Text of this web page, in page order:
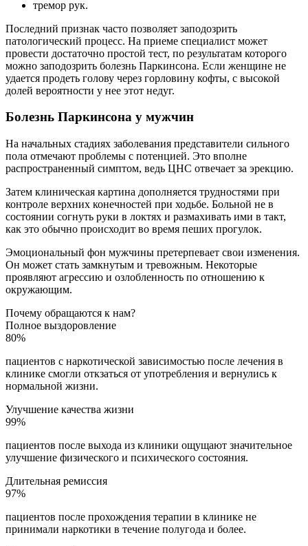
тремор рук.
Последний признак часто позволяет заподозрить
патологический процесс. На приеме специалист может
провести достаточно простой тест, по результатам которого
можно заподозрить болезнь Паркинсона. Если женщине не
удается продеть голову через горловину кофты, с высокой
долей вероятности у нее этот недуг.
Болезнь Паркинсона у мужчин
На начальных стадиях заболевания представители сильного
пола отмечают проблемы с потенцией. Это вполне
распространенный симптом, ведь ЦНС отвечает за эрекцию.
Затем клиническая картина дополняется трудностями при
контроле верхних конечностей при ходьбе. Больной не в
состоянии согнуть руки в локтях и размахивать ими в такт,
как это обычно происходит во время пеших прогулок.
Эмоциональный фон мужчины претерпевает свои изменения.
Он может стать замкнутым и тревожным. Некоторые
проявляют агрессию и озлобленность по отношению к
окружающим.
Почему обращаются к нам?
Полное выздоровление
80%
пациентов с наркотической зависимостью после лечения в
клинике смогли откзаться от употребления и вернулись к
нормальной жизни.
Улучшение качества жизни
99%
пациентов после выхода из клиники ощущают значительное
улучшение физического и психического состояния.
Длительная ремиссия
97%
пациентов после прохождения терапии в клинике не
принимали наркотики в течение полугода и более.